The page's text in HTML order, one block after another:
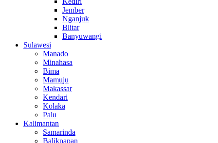
Jember
Nganjuk
Blitar
Banyuwangi
Sulawesi
Manado
Minahasa
Bima
Mamuju
Makassar
Kendari
Kolaka
Palu
Kalimantan
Samarinda
Balikpapan